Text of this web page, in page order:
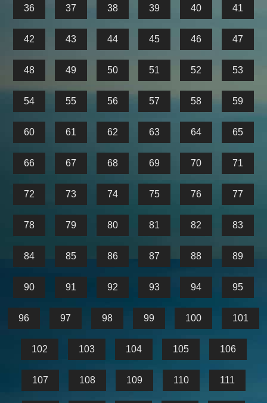
36 37 38 39 40 41
42 43 44 45 46 47
48 49 50 51 52 53
54 55 56 57 58 59
60 61 62 63 64 65
66 67 68 69 70 71
72 73 74 75 76 77
78 79 80 81 82 83
84 85 86 87 88 89
90 91 92 93 94 95
96 97 98 99 100 101
102 103 104 105 106
107 108 109 110 111